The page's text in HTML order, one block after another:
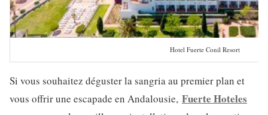
Hotel Fuerte Conil Resort
Si vous souhaitez déguster la sangria au premier plan et
vous offrir une escapade en Andalousie, Fuerte Hoteles